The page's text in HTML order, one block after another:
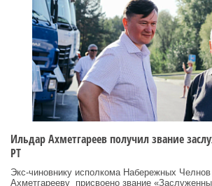
Ильдар Ахметгареев получил звание
РТ
Экс‑чиновнику исполкома Набережных
Ахметгарееву присвоено звание